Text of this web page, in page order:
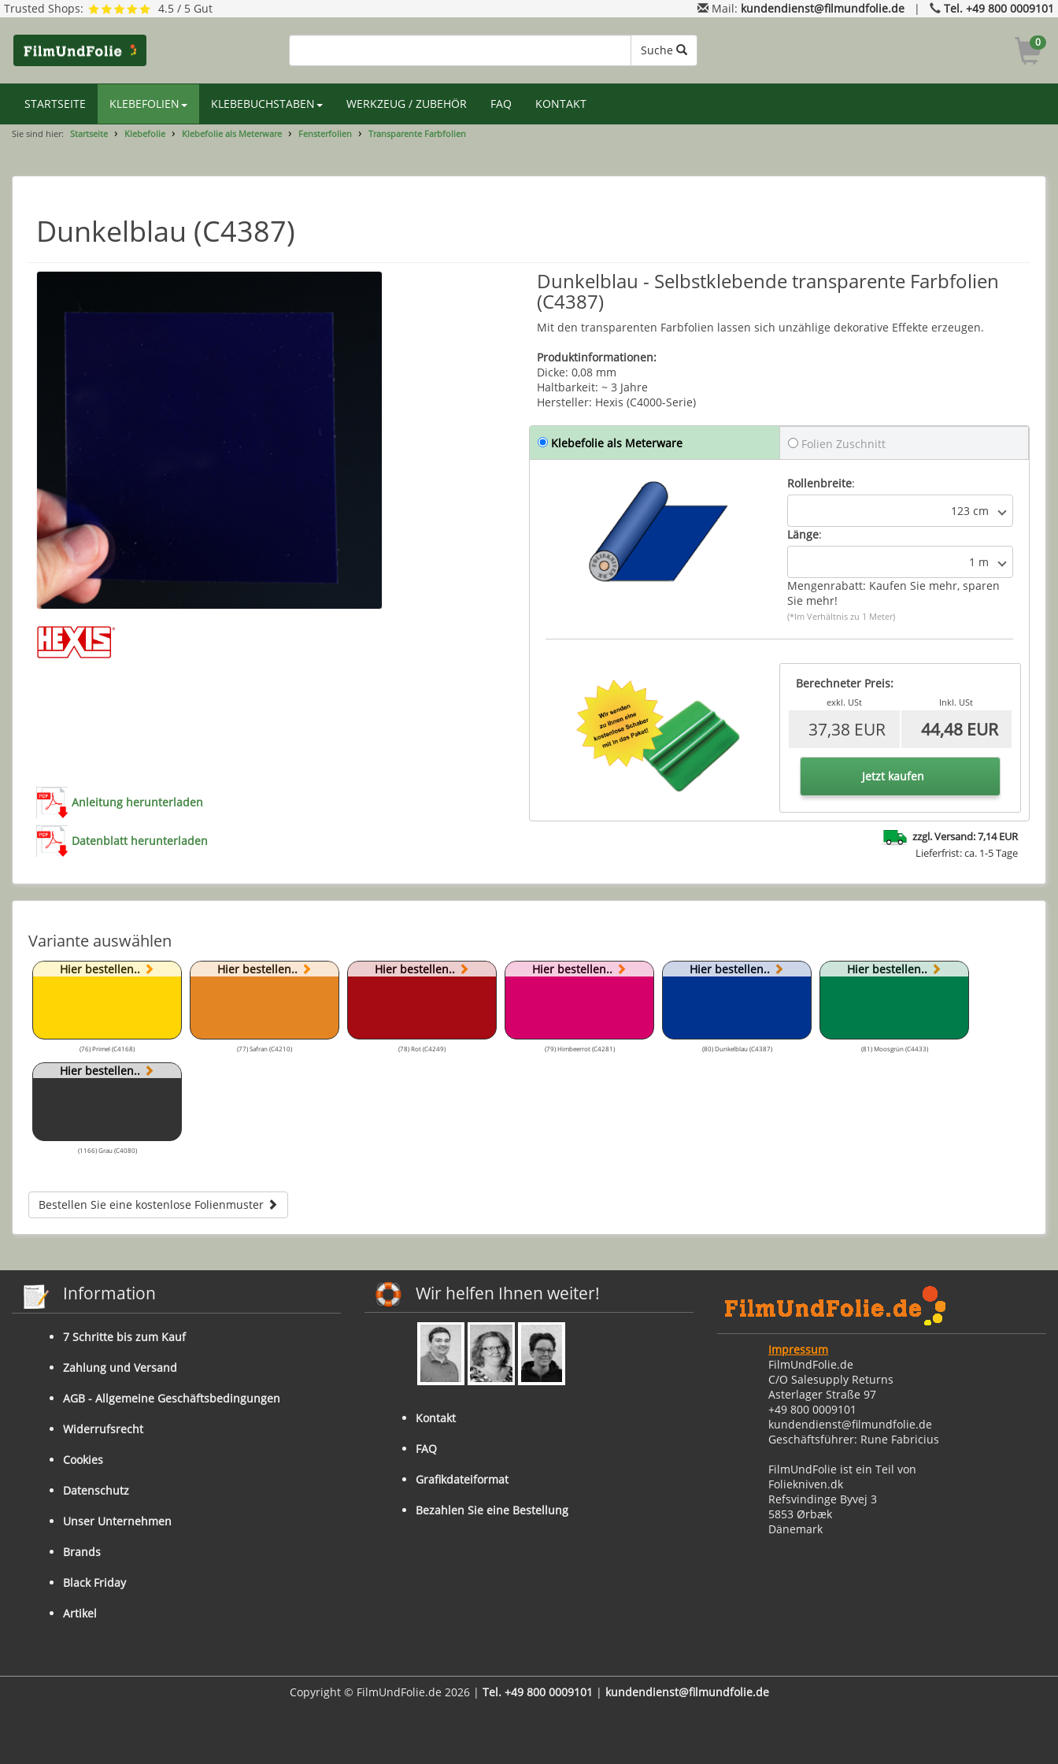
Trusted Shops: 4.5 / 5 Gut Mail: kundendienst@filmundfolie.de | Tel. +49 800 0009101
Suche
0
STARTSEITE KLEBEFOLIEN KLEBEBUCHSTABEN WERKZEUG / ZUBEHÖR FAQ KONTAKT
Sie sind hier: Startseite Klebefolie Klebefolie als Meterware Fensterfolien Transparente Farbfolien
Dunkelblau (C4387)
Anleitung herunterladen
Datenblatt herunterladen
Dunkelblau - Selbstklebende transparente Farbfolien
(C4387)
Mit den transparenten Farbfolien lassen sich unzählige dekorative Effekte erzeugen.
Produktinformationen:
Dicke: 0,08 mm
Haltbarkeit: ~ 3 Jahre
Hersteller: Hexis (C4000-Serie)
Klebefolie als Meterware Folien Zuschnitt
Rollenbreite:
123 cm
Länge:
1 m
Mengenrabatt: Kaufen Sie mehr, sparen
Sie mehr!
(*Im Verhältnis zu 1 Meter)
Berechneter Preis:
exkl. USt Inkl. USt
37,38 EUR 44,48 EUR
Jetzt kaufen
zzgl. Versand: 7,14 EUR
Lieferfrist: ca. 1-5 Tage
Variante auswählen
Hier bestellen..
(76) Primel (C4168)
Hier bestellen..
(77) Safran (C4210)
Hier bestellen..
(78) Rot (C4249)
Hier bestellen..
(79) Himbeerrot (C4281)
Hier bestellen..
(80) Dunkelblau (C4387)
Hier bestellen..
(81) Moosgrün (C4433)
Hier bestellen..
(1166) Grau (C4080)
Bestellen Sie eine kostenlose Folienmuster
Information
7 Schritte bis zum Kauf
Zahlung und Versand
AGB - Allgemeine Geschäftsbedingungen
Widerrufsrecht
Cookies
Datenschutz
Unser Unternehmen
Brands
Black Friday
Artikel
Wir helfen Ihnen weiter!
Kontakt
FAQ
Grafikdateiformat
Bezahlen Sie eine Bestellung
Impressum
FilmUndFolie.de
C/O Salesupply Returns
Asterlager Straße 97
+49 800 0009101
kundendienst@filmundfolie.de
Geschäftsführer: Rune Fabricius
FilmUndFolie ist ein Teil von
Foliekniven.dk
Refsvindinge Byvej 3
5853 Ørbæk
Dänemark
Copyright © FilmUndFolie.de 2026 | Tel. +49 800 0009101 | kundendienst@filmundfolie.de